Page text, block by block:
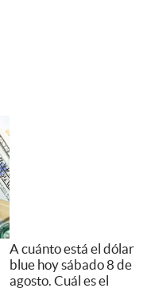
A cuánto está el dólar
blue hoy sábado 8 de
agosto. Cuál es el